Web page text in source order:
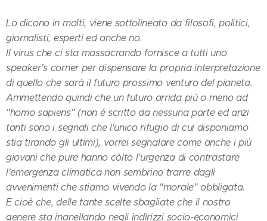
Lo dicono in molti, viene sottolineato da filosofi, politici,
giornalisti, esperti ed anche no.
Il virus che ci sta massacrando fornisce a tutti uno
speaker's corner per dispensare la propria interpretazione
di quello che sarà il futuro prossimo venturo del pianeta.
Ammettendo quindi che un futuro arrida più o meno ad
"homo sapiens" (non é scritto da nessuna parte ed anzi
tanti sono i segnali che l'unico rifugio di cui disponiamo
stia tirando gli ultimi), vorrei segnalare come anche i più
giovani che pure hanno còlto l'urgenza di contrastare
l'emergenza climatica non sembrino trarre dagli
avvenimenti che stiamo vivendo la "morale" obbligata.
E cioé che, delle tante scelte sbagliate che il nostro
genere sta inanellando negli indirizzi socio-economici